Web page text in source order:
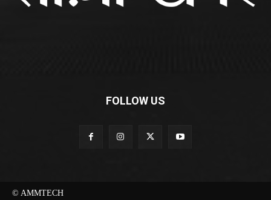
FOLLOW US
© AMMTECH